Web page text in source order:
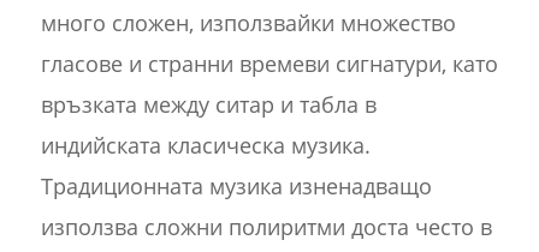
много сложен, използвайки множество
гласове и странни времеви сигнатури, като
връзката между ситар и табла в
индийската класическа музика.
Традиционната музика изненадващо
използва сложни полиритми доста често в